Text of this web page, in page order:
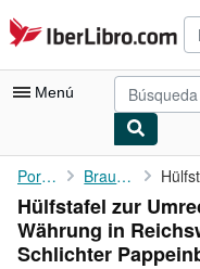
Pasar al contenido
IberLibro.com
Menú
Mi cuenta
Consultar mis pedidos
Búsqueda avanzada
Portada Braun, E.:
Hülfstafel zur
Währung in
Schlichter